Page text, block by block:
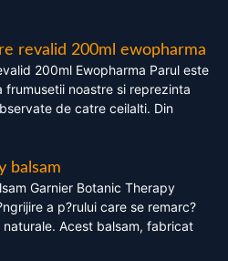
revalid 200ml ewopharma
200ml Ewopharma Parul este
noastre si reprezinta
de catre ceilalti. Din
balsam
Garnier Botanic Therapy
a p?rului care se remarc?
Acest balsam, fabricat